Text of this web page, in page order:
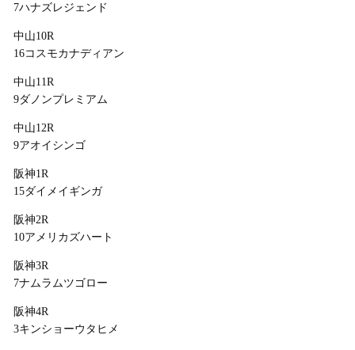
7ハナズレジェンド
中山10R
16コスモカナディアン
中山11R
9ダノンプレミアム
中山12R
9アオイシンゴ
阪神1R
15ダイメイギンガ
阪神2R
10アメリカズハート
阪神3R
7ナムラムツゴロー
阪神4R
3キンショーウタヒメ